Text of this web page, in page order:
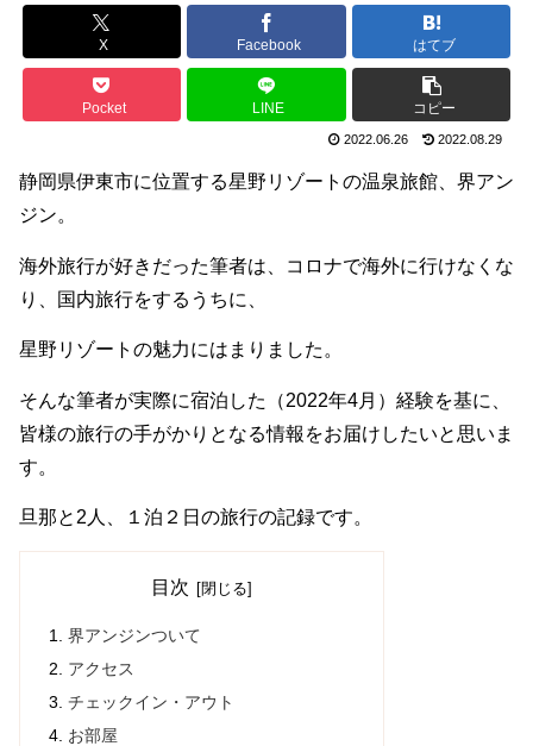
X Facebook はてブ
Pocket LINE コピー
2022.06.26 2022.08.29
静岡県伊東市に位置する星野リゾートの温泉旅館、界アン
ジン。
海外旅行が好きだった筆者は、コロナで海外に行けなくな
り、国内旅行をするうちに、
星野リゾートの魅力にはまりました。
そんな筆者が実際に宿泊した（2022年4月）経験を基に、
皆様の旅行の手がかりとなる情報をお届けしたいと思いま
す。
旦那と2人、１泊２日の旅行の記録です。
目次
界アンジンついて
アクセス
チェックイン・アウト
お部屋